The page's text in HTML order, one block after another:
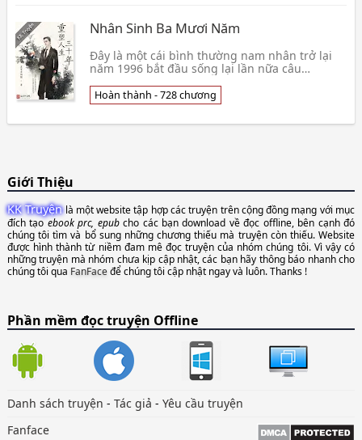
Nhân Sinh Ba Mươi Năm
Đây là một cái bình thường nam nhân trở lại
năm 1996 bắt đầu sống lại lần nữa câu
tin, bình t👦 Hoàng Gia Cố Dong Miêu
Hoàn thành - 728 chương
Giới Thiệu
KK Truyệnlà một website tập hợp các truyện trên cộng đồng mạng với mục
đích tạoebook prc, epubcho các bạn download về đọc offline, bên cạnh đó
chúng tôi tìm và bổ sung những chương thiếu mà truyện còn thiếu. Website
được hình thành từ niềm đam mê đọc truyện của nhóm chúng tôi. Vì vậy có
những truyện mà nhóm chưa kịp cập nhật, các bạn hãy thông báo nhanh cho
chúng tôi qua FanFaceđể chúng tôi cập nhật ngay và luôn. Thanks !
Phần mềm đọc truyện Offline
Danh sách truyện - Tác giả - Yêu cầu truyện
Fanface